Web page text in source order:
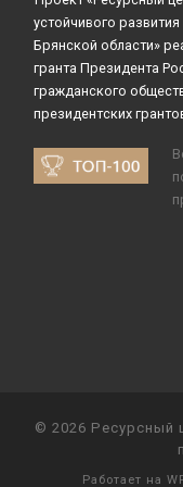
устойчивого
Брянской области»
гранта Президента
гражданского
президентских
© 2026 Ресурсный
Работает на